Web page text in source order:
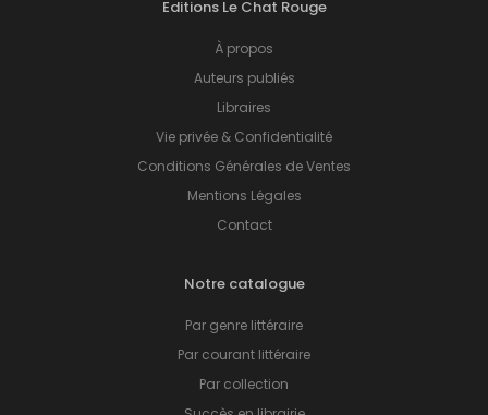
Editions Le Chat Rouge
À propos
Auteurs publiés
Libraires
Vie privée & Confidentialité
Conditions Générales de Ventes
Mentions Légales
Contact
Notre catalogue
Par genre littéraire
Par courant littéraire
Par collection